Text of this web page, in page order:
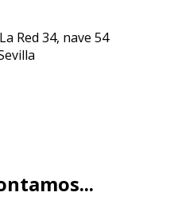
Red 34, nave 54